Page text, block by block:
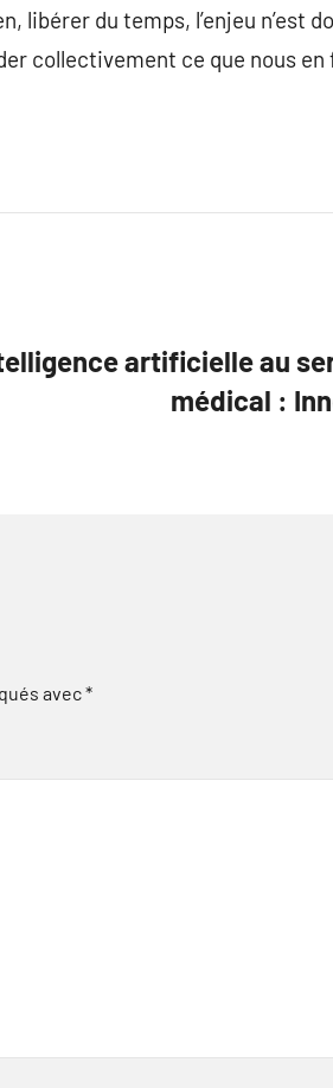
libérer du temps, l’enjeu n’est
collectivement ce que nous en
artificielle au
médical :
avec*